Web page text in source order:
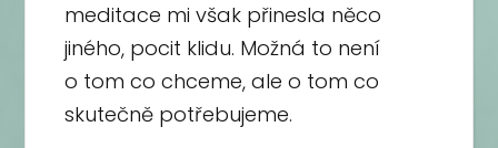
meditace mi však přinesla něco
jiného, pocit klidu. Možná to není
o tom co chceme, ale o tom co
skutečně potřebujeme.